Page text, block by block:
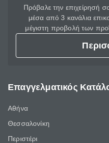
Πρόβαλε την επιχείρησή
μέσα από 3 κανάλια
μέγιστη προβολή των
Επαγγελματικός
Αθήνα
Θεσσαλονίκη
Περιστέρι